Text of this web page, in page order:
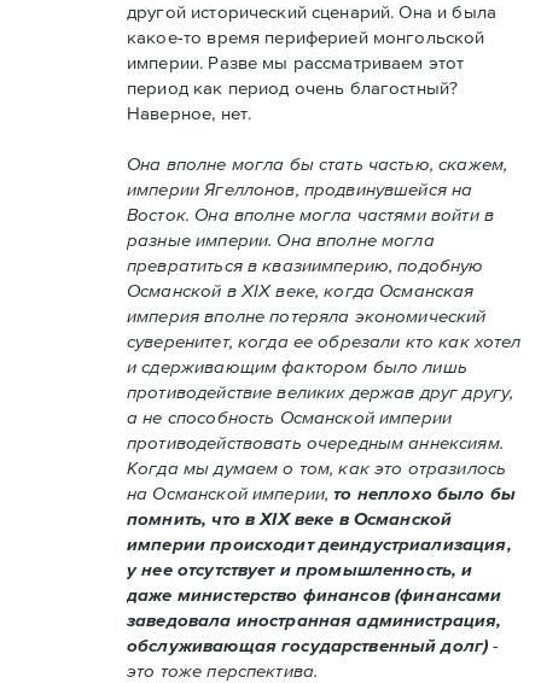
другой исторический сценарий. Она и была
какое-то время периферией монгольской
империи. Разве мы рассматриваем этот
период как период очень благостный?
Наверное, нет.
Она вполне могла бы стать частью, скажем,
империи Ягеллонов, продвинувшейся на
Восток. Она вполне могла частями войти в
разные империи. Она вполне могла
превратиться в квазиимперию, подобную
Османской в XIX веке, когда Османская
империя вполне потеряла экономический
суверенитет, когда ее обрезали кто как хотел
и сдерживающим фактором было лишь
противодействие великих держав друг другу,
а не способность Османской империи
противодействовать очередным аннексиям.
Когда мы думаем о том, как это отразилось
на Османской империи,то неплохо было бы
помнить, что в XIX веке в Османской
империи происходит деиндустриализация,
у нее отсутствует и промышленность, и
даже министерство финансов (финансами
заведовала иностранная администрация,
обслуживающая государственный долг)-
это тоже перспектива.